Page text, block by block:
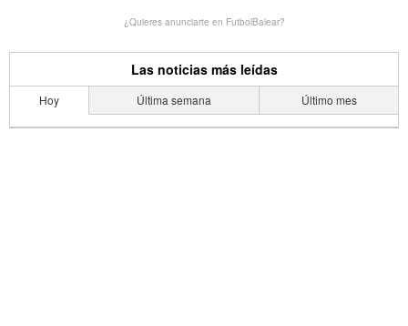
¿Quieres anunciarte en FutbolBalear?
Las noticias más leídas
Hoy Última semana Último mes